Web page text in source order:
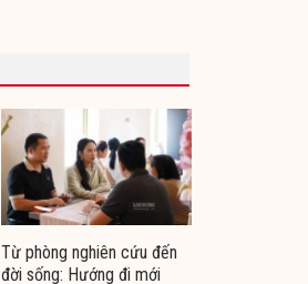
Từ phòng nghiên cứu đến
đời sống: Hướng đi mới